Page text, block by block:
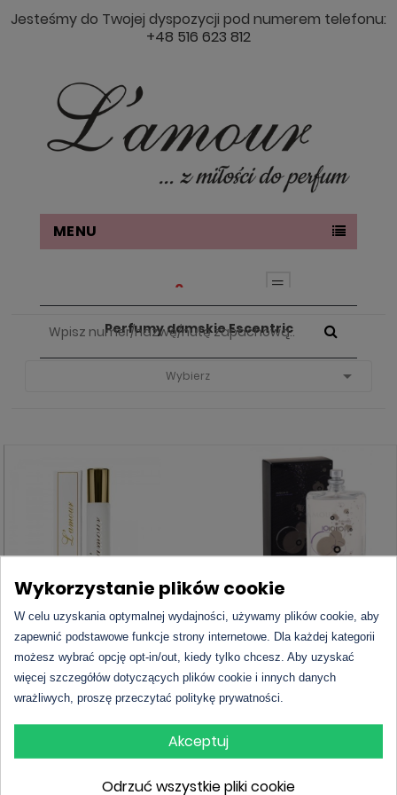
Jesteśmy do Twojej dyspozycji pod numerem telefonu:
+48 516 623 812
MENU
0
Strona Główna PERFUMY DAMSKIE Perfumy Damskie Escentric
Perfumy damskie Escentric
Wybierz 
L'amour Premium 684
Escentric - Molecules 01
24,00 zł - 33ml
Wykorzystanie plików cookie
W celu uzyskania optymalnej wydajności, używamy plików cookie, aby
zapewnić podstawowe funkcje strony internetowe. Dla każdej kategorii
możesz wybrać opcję opt-in/out, kiedy tylko chcesz. Aby uzyskać
więcej szczegółów dotyczących plików cookie i innych danych
wrażliwych, proszę przeczytać politykę prywatności.
Akceptuj
Odrzuć wszystkie pliki cookie